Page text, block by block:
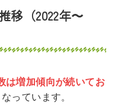
移（2022年〜
は増加傾向が続いてお
っています。